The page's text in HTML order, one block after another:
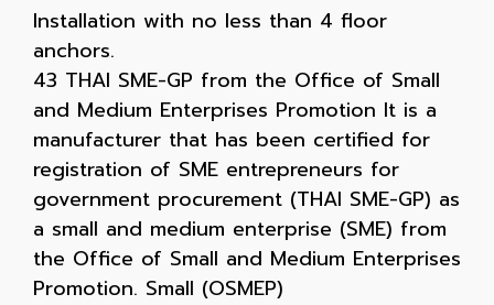
Installation with no less than 4 floor
anchors.
43 THAI SME-GP from the Office of Small
and Medium Enterprises Promotion It is a
manufacturer that has been certified for
registration of SME entrepreneurs for
government procurement (THAI SME-GP) as
a small and medium enterprise (SME) from
the Office of Small and Medium Enterprises
Promotion. Small (OSMEP)